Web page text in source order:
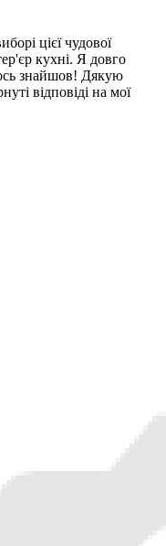
цієї чудової
кухні. Я довго
знайшов! Дякую
відповіді на мої